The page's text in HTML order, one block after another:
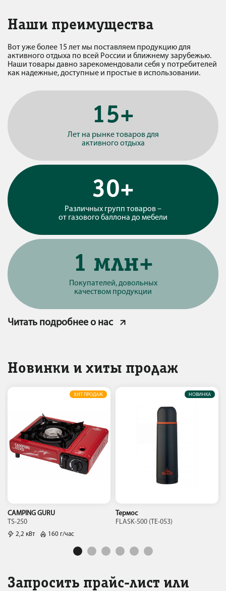
Наши преимущества
Вот уже более 15 лет мы поставляем продукцию для
активного отдыха по всей России и ближнему зарубежью.
Наши товары давно зарекомендовали себя у потребителей
как надежные, доступные и простые в использовании.
15+
Лет на рынке товаров для
активного отдыха
30+
Различных групп товаров –
от газового баллона до мебели
1 млн+
Покупателей, довольных
качеством продукции
Читать подробнее о нас
Новинки и хиты продаж
ХИТ ПРОДАЖ
CAMPING GURU
TS-250
2,2 кВт 160 г/час
НОВИНКА
Термос
FLASK-500 (ТЕ-053)
Запросить прайс-лист или